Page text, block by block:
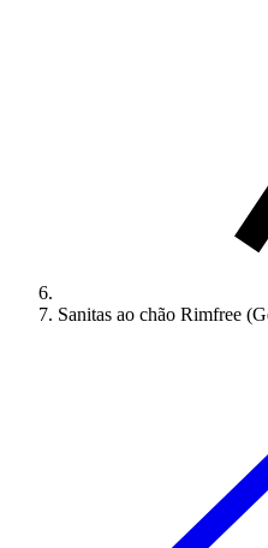
Sanitas ao chão Rimfree